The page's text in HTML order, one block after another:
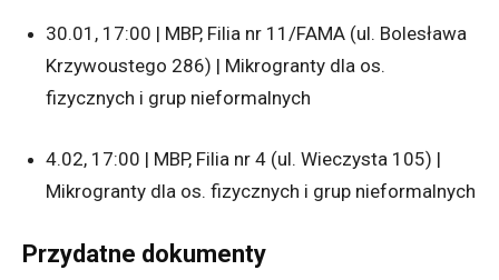
30.01, 17:00 | MBP, Filia nr 11/FAMA (ul. Bolesława
Krzywoustego 286) | Mikrogranty dla os.
fizycznych i grup nieformalnych
4.02, 17:00 | MBP, Filia nr 4 (ul. Wieczysta 105) |
Mikrogranty dla os. fizycznych i grup nieformalnych
Przydatne dokumenty